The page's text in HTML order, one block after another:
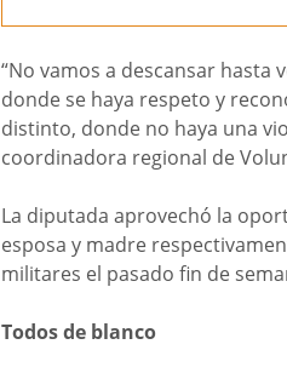
“No vamos a descansar hasta
donde se haya respeto y
distinto, donde no haya una
coordinadora regional de
La diputada aprovechó la
esposa y madre
militares el pasado fin de
Todos de blanco